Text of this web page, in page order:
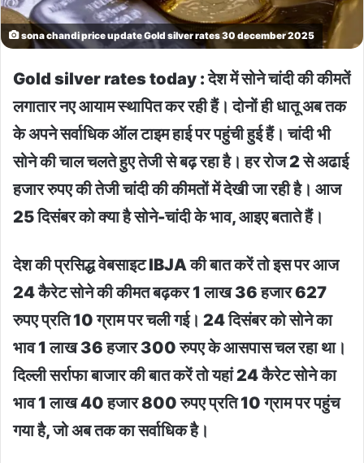
sona chandi price update Gold silver rates 30 december 2025
Gold silver rates today : देश में सोने चांदी की कीमतें
लगातार नए आयाम स्थापित कर रही हैं। दोनों ही धातू अब तक
के अपने सर्वाधिक ऑल टाइम हाई पर पहुंची हुई हैं। चांदी भी
सोने की चाल चलते हुए तेजी से बढ़ रहा है। हर रोज 2 से अढाई
हजार रुपए की तेजी चांदी की कीमतों में देखी जा रही है। आज
25 दिसंबर को क्या है सोने-चांदी के भाव, आइए बताते हैं।
देश की प्रसिद्ध वेबसाइट IBJA की बात करें तो इस पर आज
24 कैरेट सोने की कीमत बढ़कर 1 लाख 36 हजार 627
रुपए प्रति 10 ग्राम पर चली गई। 24 दिसंबर को सोने का
भाव 1 लाख 36 हजार 300 रुपए के आसपास चल रहा था।
दिल्ली सर्राफा बाजार की बात करें तो यहां 24 कैरेट सोने का
भाव 1 लाख 40 हजार 800 रुपए प्रति 10 ग्राम पर पहुंच
गया है, जो अब तक का सर्वाधिक है।